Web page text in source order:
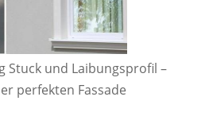
Stuck und Laibungsprofil –
perfekten Fassade